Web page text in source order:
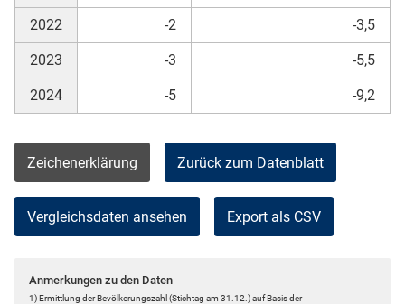
2022 -2 -3,5
2023 -3 -5,5
2024 -5 -9,2
Zeichenerklärung Zurück zum Datenblatt
Vergleichsdaten ansehen Export als CSV
Anmerkungen zu den Daten
1) Ermittlung der Bevölkerungszahl (Stichtag am 31.12.) auf Basis der